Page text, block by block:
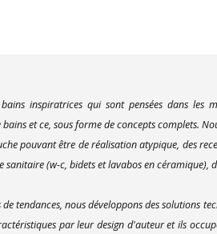
inspiratrices qui sont pensées dans les
et ce, sous forme de concepts complets.
pouvant être de réalisation atypique, des
sanitaire (w-c, bidets et lavabos en céramique),
tendances, nous développons des solutions
par leur design d'auteur et ils